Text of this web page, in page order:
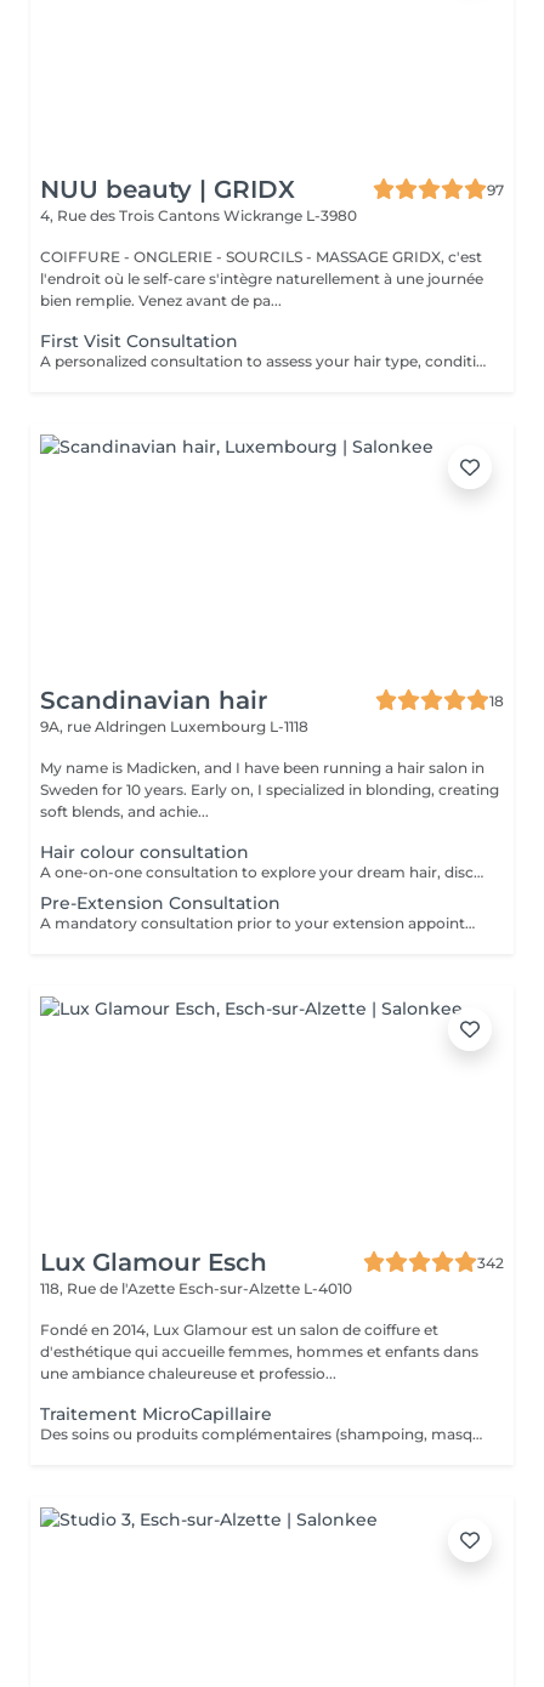
NUU beauty | GRIDX
97
4, Rue des Trois Cantons Wickrange L-3980
COIFFURE - ONGLERIE - SOURCILS - MASSAGE GRIDX, c'est
l'endroit où le self-care s'intègre naturellement à une journée
bien remplie. Venez avant de pa...
First Visit Consultation
A personalized consultation to assess your hair type, condition, and goals helping us recommend the perfect treatments, color, or cut to suit your style and lifestyle.
Scandinavian hair
18
9A, rue Aldringen Luxembourg L-1118
My name is Madicken, and I have been running a hair salon in
Sweden for 10 years. Early on, I specialized in blonding, creating
soft blends, and achie...
Hair colour consultation
A one-on-one consultation to explore your dream hair, discuss colour possibilities, pricing, and create a tailored plan to achieve the best result for you.
Pre-Extension Consultation
A mandatory consultation prior to your extension appointment. During this session we will assess your hair, discuss your desired look, color match, and determine the right amount of hair needed. This ensures a flawless result and allows us to order the perfect extensions for you. Please note: installation cannot be booked without a consultation first
Lux Glamour Esch
342
118, Rue de l'Azette Esch-sur-Alzette L-4010
Fondé en 2014, Lux Glamour est un salon de coiffure et
d'esthétique qui accueille femmes, hommes et enfants dans
une ambiance chaleureuse et professio...
Traitement MicroCapillaire
Des soins ou produits complémentaires (shampoing, masques, hydratations profondes, fixateurs, etc.) peuvent être suggérés lors de votre venue, selon l'état de vos cheveux et vos objectifs beauté. Ces compléments ne figurent pas dans la réservation en ligne. Ces options peuvent entraîner un coût supplémentaire, toujours communiqué clairement avant toute application.